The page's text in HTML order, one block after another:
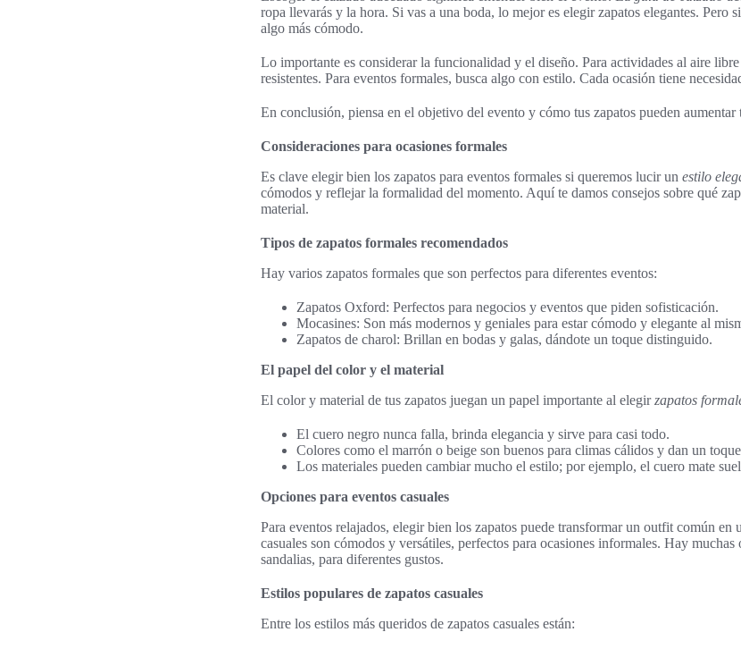
ropa llevarás y la hora. Si vas a una boda, lo mejor es elegir zapatos elegantes. Pero
algo más cómodo.
Lo importante es considerar la funcionalidad y el diseño. Para actividades al aire
resistentes. Para eventos formales, busca algo con estilo. Cada ocasión tiene
En conclusión, piensa en el objetivo del evento y cómo tus zapatos pueden aumentar
Consideraciones para ocasiones formales
Es clave elegir bien los zapatos para eventos formales si queremos lucir un estilo
cómodos y reflejar la formalidad del momento. Aquí te damos consejos sobre qué
material.
Tipos de zapatos formales recomendados
Hay varios zapatos formales que son perfectos para diferentes eventos:
Zapatos Oxford: Perfectos para negocios y eventos que piden sofisticación.
Mocasines: Son más modernos y geniales para estar cómodo y elegante al
Zapatos de charol: Brillan en bodas y galas, dándote un toque distinguido.
El papel del color y el material
El color y material de tus zapatos juegan un papel importante al elegirzapatos
El cuero negro nunca falla, brinda elegancia y sirve para casi todo.
Colores como el marrón o beige son buenos para climas cálidos y dan un
Los materiales pueden cambiar mucho el estilo; por ejemplo, el cuero mate
Opciones para eventos casuales
Para eventos relajados, elegir bien los zapatos puede transformar un outfit común en
casuales son cómodos y versátiles, perfectos para ocasiones informales. Hay muchas
sandalias, para diferentes gustos.
Estilos populares de zapatos casuales
Entre los estilos más queridos de zapatos casuales están: